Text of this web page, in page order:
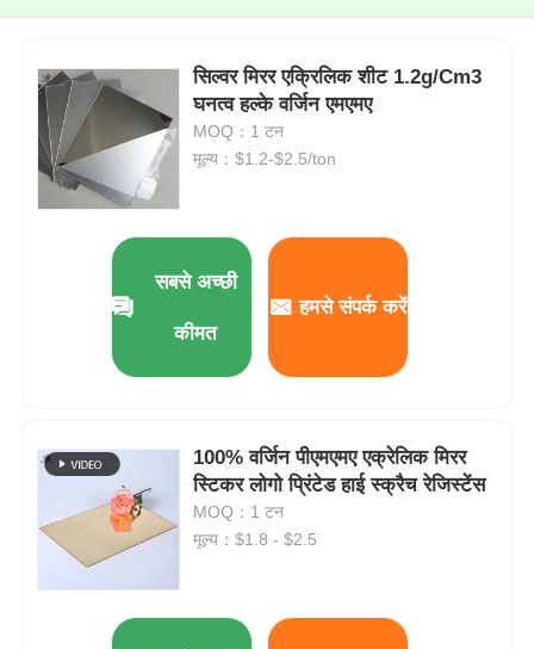
सिल्वर मिरर एक्रिलिक शीट 1.2g/Cm3
घनत्व हल्के वर्जिन एमएमए
MOQ：1 टन
मूल्य：$1.2-$2.5/ton
सबसे अच्छी
कीमत
हमसे संपर्क करें
100% वर्जिन पीएमएमए एक्रेलिक मिरर
स्टिकर लोगो प्रिंटेड हाई स्क्रैच रेजिस्टेंस
MOQ：1 टन
मूल्य：$1.8 - $2.5